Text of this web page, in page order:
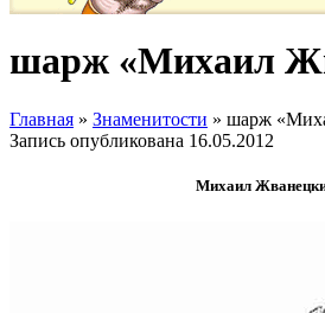
шарж «Михаил
Главная » Знаменитости » шарж
Запись опубликована 16.05.2012
Михаил